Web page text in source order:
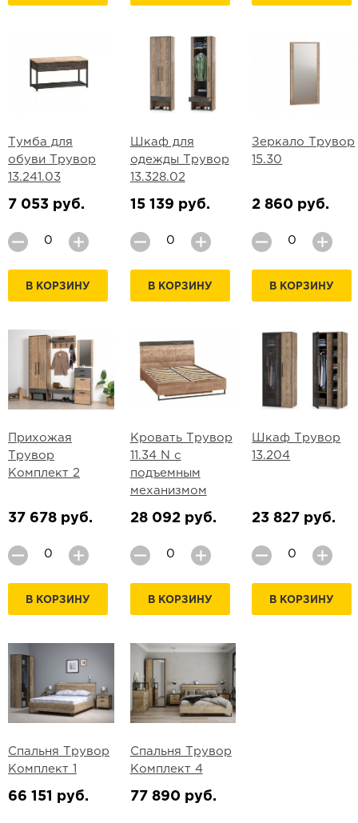
Тумба для
обуви Трувор
13.241.03
7 053 руб.
В КОРЗИНУ
Шкаф для
одежды Трувор
13.328.02
15 139 руб.
В КОРЗИНУ
Зеркало Трувор
15.30
2 860 руб.
В КОРЗИНУ
Прихожая
Трувор
Комплект 2
37 678 руб.
В КОРЗИНУ
Кровать Трувор
11.34 N с
подъемным
механизмом
28 092 руб.
В КОРЗИНУ
Шкаф Трувор
13.204
23 827 руб.
В КОРЗИНУ
Спальня Трувор
Комплект 1
66 151 руб.
Спальня Трувор
Комплект 4
77 890 руб.